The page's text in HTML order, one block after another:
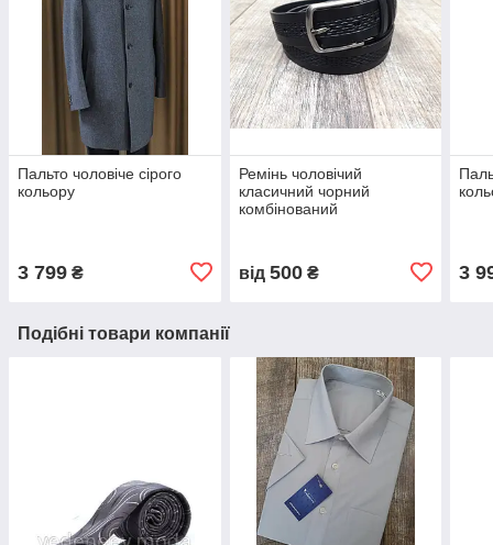
Пальто чоловіче сірого
кольору
3 799 ₴
Ремінь чоловічий
класичний чорний
комбінований
від 500₴ 3
Подібні товари компанії